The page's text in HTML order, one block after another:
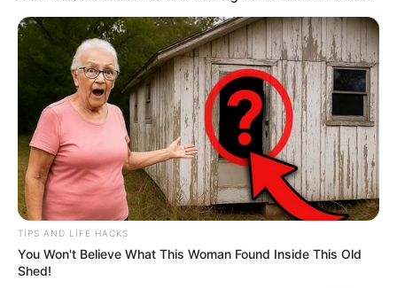
Xəbər xoşunuza gəldi? Sosial şəbəkələrdə paylaşın
TIPS AND LIFE HACKS
You Won't Believe What This Woman Found Inside This Old
Shed!